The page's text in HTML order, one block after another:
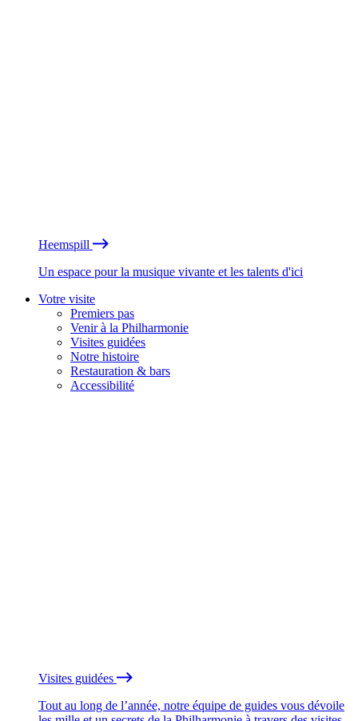
Heemspill
Un espace pour la musique vivante et les talents d'ici
Votre visite
Premiers pas
Venir à la Philharmonie
Visites guidées
Notre histoire
Restauration & bars
Accessibilité
Visites guidées
Tout au long de l’année, notre équipe de guides vous dévoile